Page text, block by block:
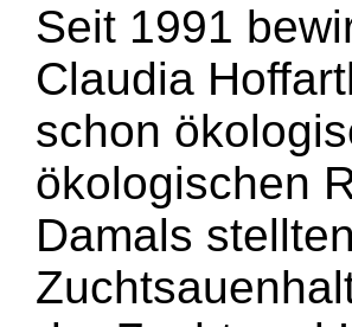
Seit 1991
Claudia
schon
ökologischen
Damals